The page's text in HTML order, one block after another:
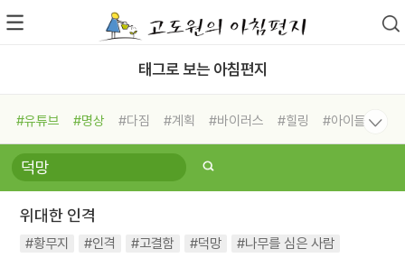
태그로 보는 아침편지
#유튜브 #명상 #다짐 #계획 #바이러스 #힐링
#아이들
#비전캠프
#독서캠프 #삶
#희망
#나눔 #친구 #링컨학교
#독서
#건강
위대한 인격
#황무지 #인격 #고결함 #덕망
#나무를 심은 사람